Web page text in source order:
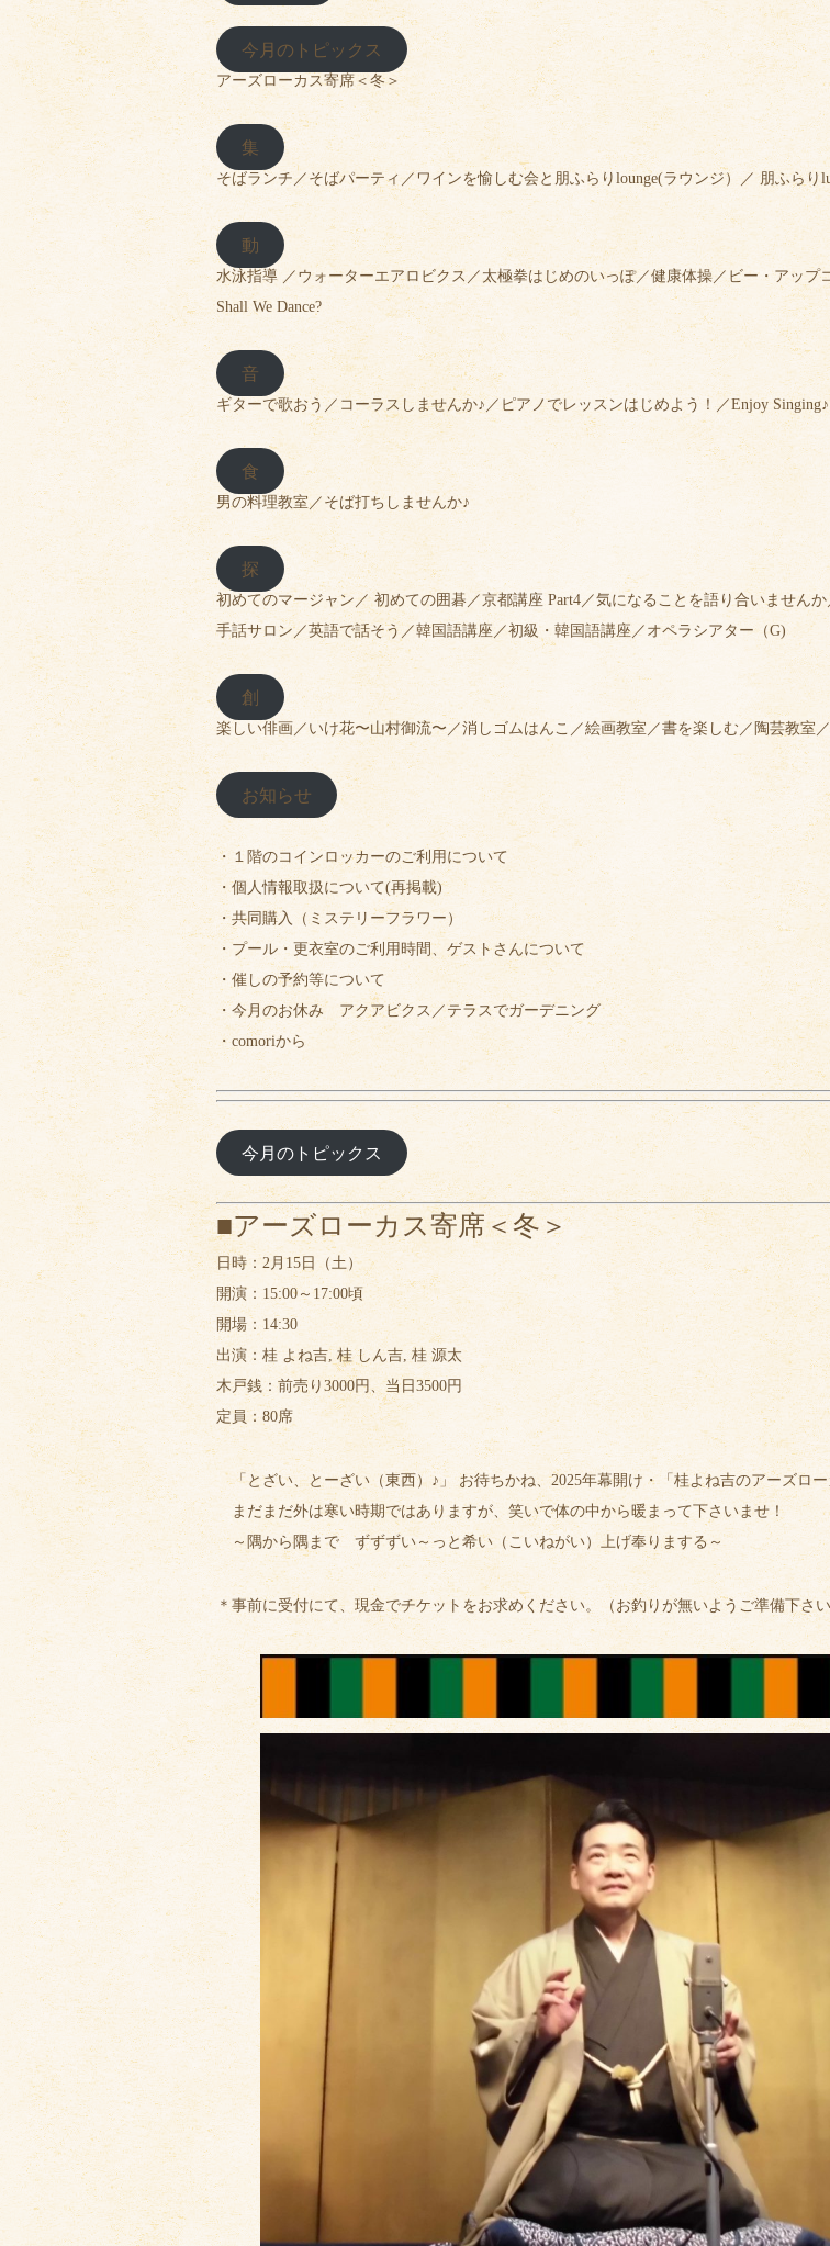
今月のトピックス
アーズローカス寄席＜冬＞
集
そばランチ／そばパーティ／ワインを愉しむ会と朋ふらりlounge(ラウンジ）／ 朋ふらり
動
水泳指導 ／ウォーターエアロビクス／太極拳はじめのいっぽ／健康体操／ビー・アッ
Shall We Dance?
音
ギターで歌おう／コーラスしませんか♪／ピアノでレッスンはじめよう！／Enjoy Singing♪
食
男の料理教室／そば打ちしませんか♪
探
初めてのマージャン／ 初めての囲碁／京都講座 Part4／気になることを語り合いません
手話サロン／英語で話そう／韓国語講座／初級・韓国語講座／オペラシアター（G)
創
楽しい俳画／いけ花〜山村御流〜／消しゴムはんこ／絵画教室／書を楽しむ／陶芸教室
お知らせ
・１階のコインロッカーのご利用について
・個人情報取扱について(再掲載)
・共同購入（ミステリーフラワー）
・プール・更衣室のご利用時間、ゲストさんについて
・催しの予約等について
・今月のお休み アクアビクス／テラスでガーデニング
・comoriから
今月のトピックス
■アーズローカス寄席＜冬＞
日時：2月15日（土）
開演：15:00～17:00頃
開場：14:30
出演：桂 よね吉, 桂 しん吉, 桂 源太
木戸銭：前売り3000円、当日3500円
定員：80席
「とざい、とーざい（東西）♪」 お待ちかね、2025年幕開け・「桂よね吉のアーズロ
まだまだ外は寒い時期ではありますが、笑いで体の中から暖まって下さいませ！
～隅から隅まで ずずずい～っと希い（こいねがい）上げ奉りまする～
＊事前に受付にて、現金でチケットをお求めください。（お釣りが無いようご準備下さ